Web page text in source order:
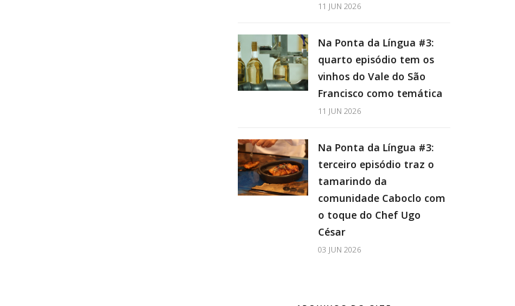
11 JUN 2026
Na Ponta da Língua #3:
quarto episódio tem os
vinhos do Vale do São
Francisco como temática
11 JUN 2026
Na Ponta da Língua #3:
terceiro episódio traz o
tamarindo da
comunidade Caboclo com
o toque do Chef Ugo
César
03 JUN 2026